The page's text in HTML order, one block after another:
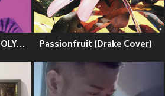
MULTIVERSE OF CINEPOLY 40TH ANNIVERSARY - 劉美君 Passionfruit (Drake Cover)